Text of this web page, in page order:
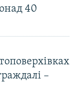
40
–